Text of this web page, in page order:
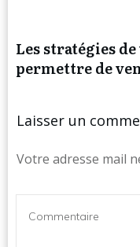
Les stratégies
permettre de
Laisser un
Votre adresse mail